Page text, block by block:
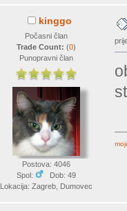
kinggo
Počasni član
Trade Count: (0)
Punopravni član
Postova: 4046
Spol:
Dob: 49
Lokacija: Zagreb, Dumovec